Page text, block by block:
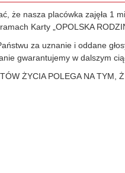
że nasza placówka zajęła 1
Karty „OPOLSKA
za uznanie i oddane
gwarantujemy w dalszym
ŻYCIA POLEGA NA